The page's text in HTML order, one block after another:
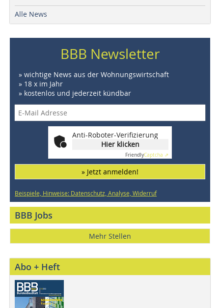
Alle News
BBB Newsletter
» wichtige News aus der Wohnungswirtschaft
» 18 x im Jahr
» kostenlos und jederzeit kündbar
Anti-Roboter-Verifizierung
Hier klicken
FriendlyCaptcha ⇗
» Jetzt anmelden!
Beispiele, Hinweise: Datenschutz, Analyse, Widerruf
BBB Jobs
Mehr Stellen
Abo + Heft